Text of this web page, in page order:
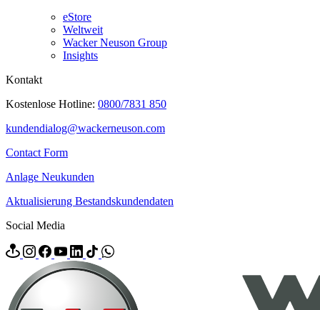
eStore
Weltweit
Wacker Neuson Group
Insights
Kontakt
Kostenlose Hotline: 0800/7831 850
kundendialog@wackerneuson.com
Contact Form
Anlage Neukunden
Aktualisierung Bestandskundendaten
Social Media